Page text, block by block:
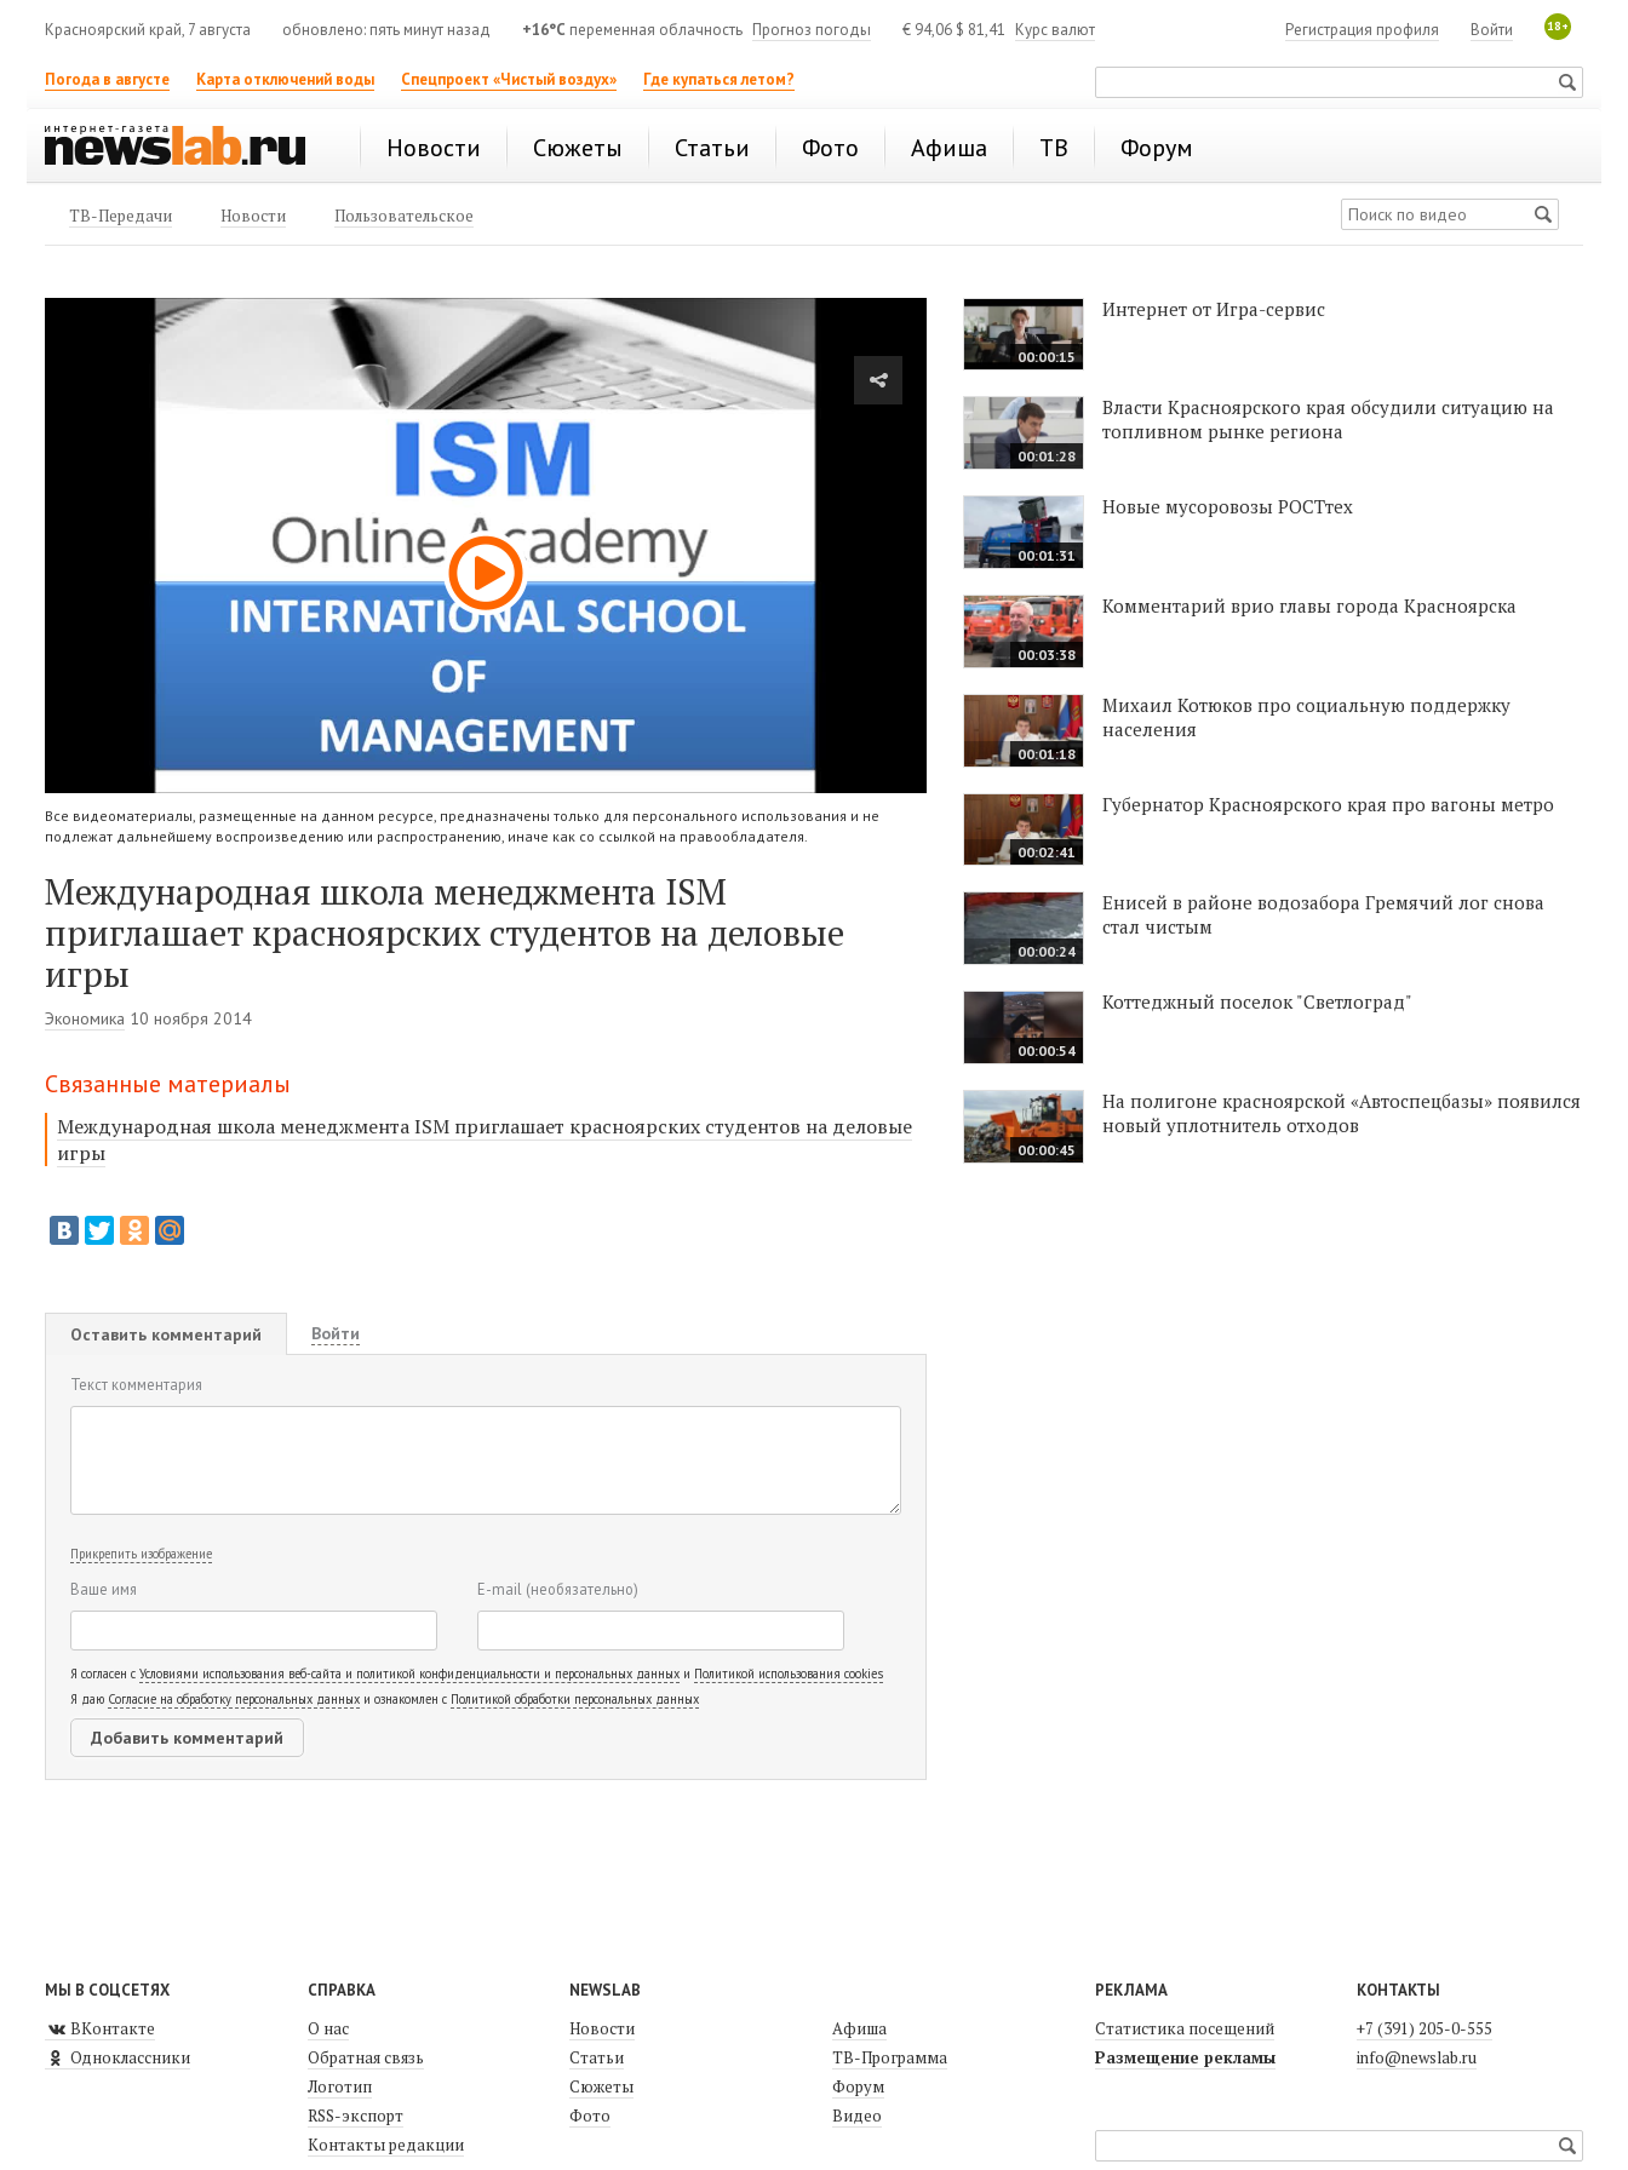
Красноярский край, 7 августа обновлено: пять минут назад +16°C переменная облачность Прогноз погоды € 94,06 $ 81,41 Курс валют 18+
Войти
Регистрация профиля
Погода в августе Карта отключений воды Спецпроект «Чистый воздух» Где купаться летом?
Новости Сюжеты Статьи Фото Афиша ТВ Форум
ТВ-Передачи Новости Пользовательское
Все видеоматериалы, размещенные на данном ресурсе, предназначены только для персонального использования и не
подлежат дальнейшему воспроизведению или распространению, иначе как со ссылкой на правообладателя.
Международная школа менеджмента ISM
приглашает красноярских студентов на деловые
игры
Экономика 10 ноября 2014
Связанные материалы
Международная школа менеджмента ISM приглашает красноярских студентов на деловые
игры
Оставить комментарий Войти
Текст комментария
Прикрепить изображение
Ваше имя E-mail (необязательно)
Я согласен с Условиями использования веб-сайта и политикой конфиденциальности и персональных данных и Политикой использования cookies
Я даю Согласие на обработку персональных данных и ознакомлен с Политикой обработки персональных данных
00:00:15
Интернет от Игра-сервис
00:01:28
Власти Красноярского края обсудили ситуацию на
топливном рынке региона
00:01:31
Новые мусоровозы РОСТтех
00:03:38
Комментарий врио главы города Красноярска
00:01:18
Михаил Котюков про социальную поддержку
населения
00:02:41
Губернатор Красноярского края про вагоны метро
00:00:24
Енисей в районе водозабора Гремячий лог снова
стал чистым
00:00:54
Коттеджный поселок "Светлоград"
00:00:45
На полигоне красноярской «Автоспецбазы» появился
новый уплотнитель отходов
МЫ В СОЦСЕТЯХ
ВКонтакте
Одноклассники
СПРАВКА
О нас
Обратная связь
Логотип
RSS-экспорт
Контакты редакции
NEWSLAB
Новости
Статьи
Сюжеты
Фото
Афиша
ТВ-Программа
Форум
Видео
РЕКЛАМА
Статистика посещений
Размещение рекламы
КОНТАКТЫ
+7 (391) 205-0-555
info@newslab.ru